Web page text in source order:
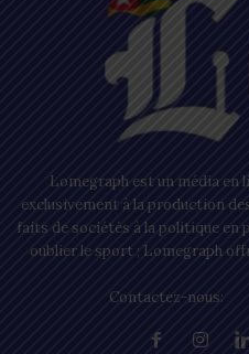
Lomegraph est un média en
exclusivement à la production
faits de sociétés à la politique en
oublier le sport ; Lomegraph
Contactez-nous: